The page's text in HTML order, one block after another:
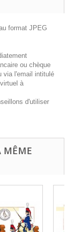
format JPEG
ou chèque
via l'email intitulé
à
d'utiliser
MÊME